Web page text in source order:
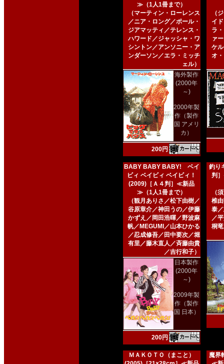
≫（1人1冊まで）
（マーティン・ローレンス
／ニア・ロング／ポール・
ジアマッティ／テレンス・
ハワード／ジャッシャ・ワ
シントン／アンソニー・ア
ンダーソン／エラ・ミッチ
ェル）
海外製作
(2000年
～)
2000年製
作（製作
国 アメリ
カ）
200円
（
イ
ラ
ァ
ケ
オ
BABY BABY BABY! ベイ
ビィ ベイビィ ベイビィ！
(2009)［Ａ４判］≪新品
≫（1人1冊まで）
（観月ありさ／松下由樹／
谷原章介／神田うの／伊藤
かずえ／岡田浩暉／野波麻
帆／MEGUMI／山本ひかる
／忍成修吾／田中要次／堀
有里／藤木直人／斉藤由貴
／吉行和子）
日本製作
(2000年
～)
2009年製
作（製作
国 日本）
200円
釣り
判
（
椎
泰
／
桐
ＭＡＫＯＴＯ（まこと）
魔界